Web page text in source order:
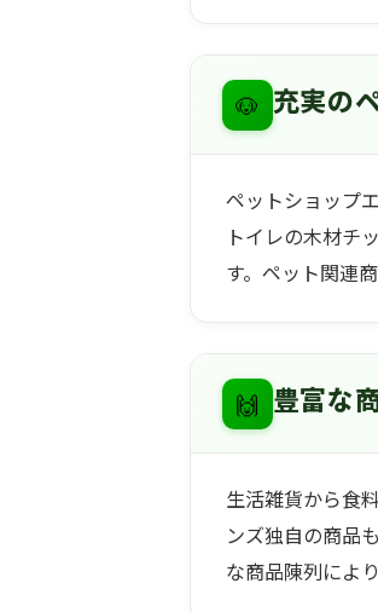
🐶 充実の
ペットショップ
トイレの木材チ
す。ペット関連
🙌 豊富な
生活雑貨から食
ンズ独自の商品
な商品陳列によ